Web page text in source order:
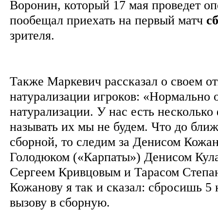
Воронин, который 17 мая проведет
пообещал приехать на первый матч
зрителя.
Также Маркевич рассказал о своем
натурализации игроков: «Нормально
натурализации. У нас есть
называть их мы не будем. Что до
сборной, то следим за Денисом
Голодюком («Карпаты») Денисом
Сергеем Кривцовым и Тарасом
Кожанову я так и сказал: сбросишь 5
вызову в сборную.